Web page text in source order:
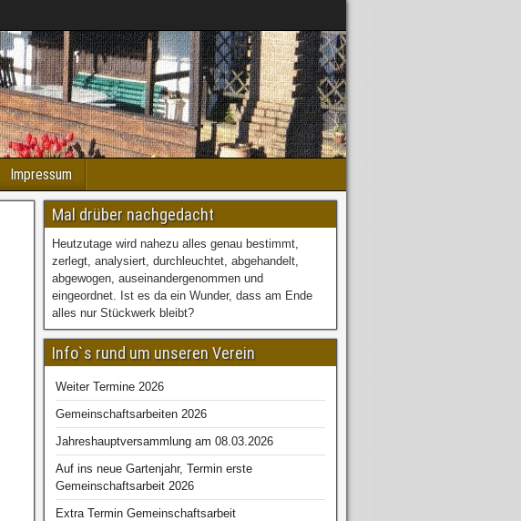
Impressum
Mal drüber nachgedacht
Heutzutage wird nahezu alles genau bestimmt,
zerlegt, analysiert, durchleuchtet, abgehandelt,
abgewogen, auseinandergenommen und
eingeordnet. Ist es da ein Wunder, dass am Ende
alles nur Stückwerk bleibt?
Info`s rund um unseren Verein
Weiter Termine 2026
Gemeinschaftsarbeiten 2026
Jahreshauptversammlung am 08.03.2026
Auf ins neue Gartenjahr, Termin erste
Gemeinschaftsarbeit 2026
Extra Termin Gemeinschaftsarbeit